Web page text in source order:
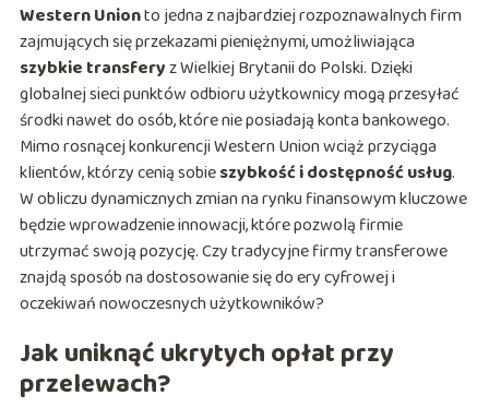
Western Unionto jedna z najbardziej rozpoznawalnych firm
zajmujących się przekazami pieniężnymi, umożliwiająca
szybkie transferyz Wielkiej Brytanii do Polski. Dzięki
globalnej sieci punktów odbioru użytkownicy mogą przesyłać
środki nawet do osób, które nie posiadają konta bankowego.
Mimo rosnącej konkurencji Western Union wciąż przyciąga
klientów, którzy cenią sobieszybkość i dostępność usług.
W obliczu dynamicznych zmian na rynku finansowym kluczowe
będzie wprowadzenie innowacji, które pozwolą firmie
utrzymać swoją pozycję. Czy tradycyjne firmy transferowe
znajdą sposób na dostosowanie się do ery cyfrowej i
oczekiwań nowoczesnych użytkowników?
Jak uniknąć ukrytych opłat przy
przelewach?